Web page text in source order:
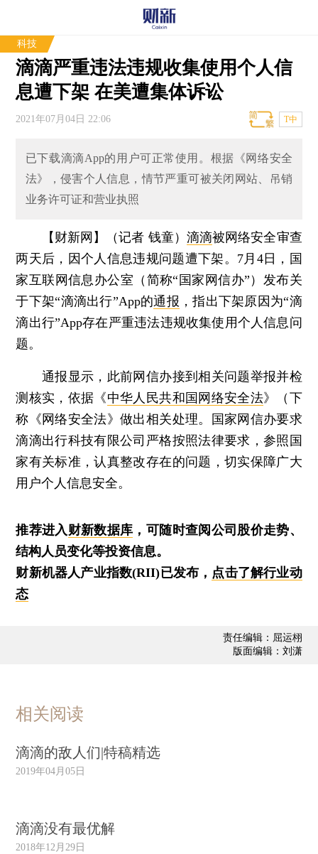
科技
滴滴严重违法违规收集使用个人信
息遭下架 在美遭集体诉讼
2021年07月04日 22:06 T中
已下载滴滴App的用户可正常使用。根据《网络安全
法》，侵害个人信息，情节严重可被关闭网站、吊销
业务许可证和营业执照
【财新网】（记者 钱童） 滴滴被网络安全审查
两天后，因个人信息违规问题遭下架。7月4日，国
家互联网信息办公室（简称“国家网信办”）发布关
于下架“滴滴出行”App的通报 ，指出下架原因为“滴
滴出行”App存在严重违法违规收集使用个人信息问
题。
通报显示，此前网信办接到相关问题举报并检
测核实，依据《中华人民共和国网络安全法》（下
称《网络安全法》做出相关处理。国家网信办要求
滴滴出行科技有限公司严格按照法律要求，参照国
家有关标准，认真整改存在的问题，切实保障广大
用户个人信息安全。
推荐进入 财新数据库 ，可随时查阅公司股价走势、
结构人员变化等投资信息。
财新机器人产业指数(RII)已发布， 点击了解行业动
态
责任编辑：屈运栩
版面编辑：刘潇
相关阅读
滴滴的敌人们|特稿精选
2019年04月05日
滴滴没有最优解
2018年12月29日